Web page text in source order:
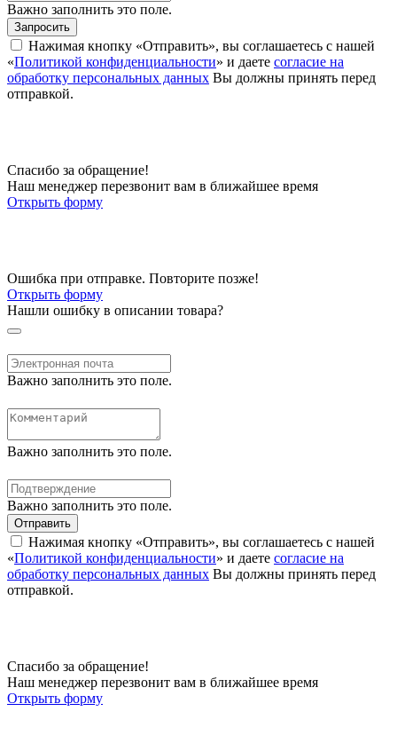
Важно заполнить это поле.
Запросить
Нажимая кнопку «Отправить», вы соглашаетесь с нашей
«Политикой конфиденциальности» и даете согласие на
обработку персональных данных Вы должны принять перед
отправкой.
Спасибо за обращение!
Наш менеджер перезвонит вам в ближайшее время
Открыть форму
Ошибка при отправке. Повторите позже!
Открыть форму
Нашли ошибку в описании товара?
Важно заполнить это поле.
Важно заполнить это поле.
Важно заполнить это поле.
Отправить
Нажимая кнопку «Отправить», вы соглашаетесь с нашей
«Политикой конфиденциальности» и даете согласие на
обработку персональных данных Вы должны принять перед
отправкой.
Спасибо за обращение!
Наш менеджер перезвонит вам в ближайшее время
Открыть форму